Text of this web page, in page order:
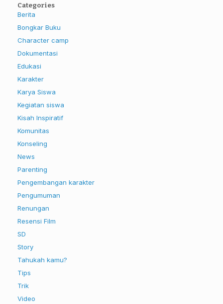
Categories
Berita
Bongkar Buku
Character camp
Dokumentasi
Edukasi
Karakter
Karya Siswa
Kegiatan siswa
Kisah Inspiratif
Komunitas
Konseling
News
Parenting
Pengembangan karakter
Pengumuman
Renungan
Resensi Film
SD
Story
Tahukah kamu?
Tips
Trik
Video